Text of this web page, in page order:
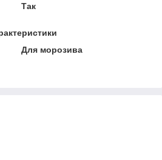
Так
Для морозива